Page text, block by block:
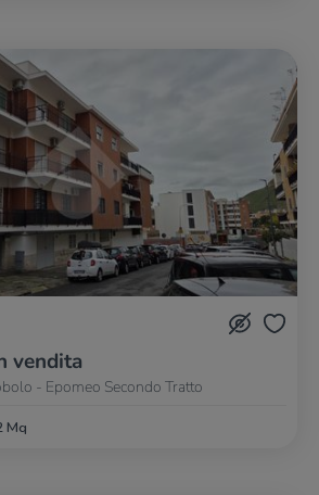
vendita
- Epomeo Secondo Tratto
Mq